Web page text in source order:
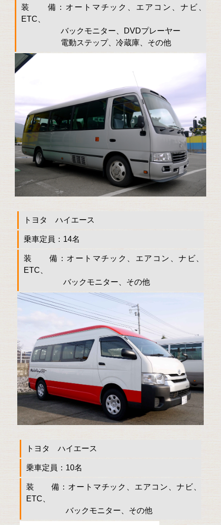
装 備：オートマチック、エアコン、ナビ、
ETC、
バックモニター、DVDプレーヤー
電動ステップ、冷蔵庫、その他
トヨタ ハイエース
乗車定員：14名
装 備：オートマチック、エアコン、ナビ、
ETC、
バックモニター、その他
トヨタ ハイエース
乗車定員：10名
装 備：オートマチック、エアコン、ナビ、
ETC、
バックモニター、その他